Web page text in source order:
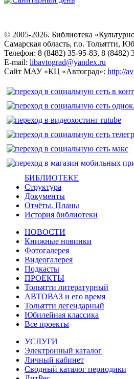
© 2005-2026. Библиотека
Самарская область, г.о. Тольятти,
Телефон: 8 (8482) 35-95-83, 8 (8482)
E-mail: libavtograd@yandex.ru
Сайт МАУ «КЦ «Автоград»: http://
БИБЛИОТЕКЕ
Структура
Документы
Отчёты. Планы
История библиотеки
НОВОСТИ
Книжные новинки
Фотогалерея
Видеогалерея
Подкасты
ПРОЕКТЫ
Тольятти литературный
АВТОВАЗ и его время
Тольятти легендарный
Юбилейная классика
Все проекты
УСЛУГИ
Электронный каталог
Личный кабинет
Сводный каталог периодики